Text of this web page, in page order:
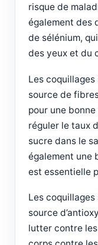
risque de
également des
de sélénium,
des yeux et du
Les
source de
pour une
réguler le taux
sucre dans le
également une
est essentielle
Les
source
lutter contre